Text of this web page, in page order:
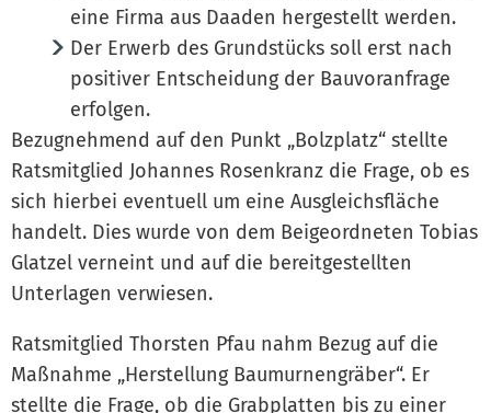
eine Firma aus Daaden hergestellt werden.
Der Erwerb des Grundstücks soll erst nach
positiver Entscheidung der Bauvoranfrage
erfolgen.
Bezugnehmend auf den Punkt „Bolzplatz“ stellte
Ratsmitglied Johannes Rosenkranz die Frage, ob es
sich hierbei eventuell um eine Ausgleichsfläche
handelt. Dies wurde von dem Beigeordneten Tobias
Glatzel verneint und auf die bereitgestellten
Unterlagen verwiesen.
Ratsmitglied Thorsten Pfau nahm Bezug auf die
Maßnahme „Herstellung Baumurnengräber“. Er
stellte die Frage, ob die Grabplatten bis zu einer